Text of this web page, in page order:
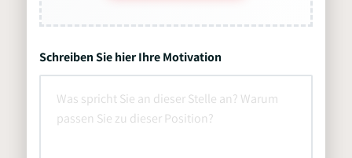
Schreiben Sie hier Ihre Motivation